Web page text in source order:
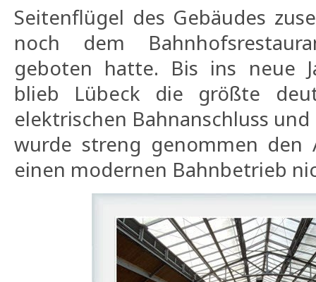
Seitenflügel des Gebäudes
noch dem
geboten hatte. Bis ins neue
blieb Lübeck die größte
elektrischen Bahnanschluss
wurde streng genommen den
einen modernen Bahnbetrieb